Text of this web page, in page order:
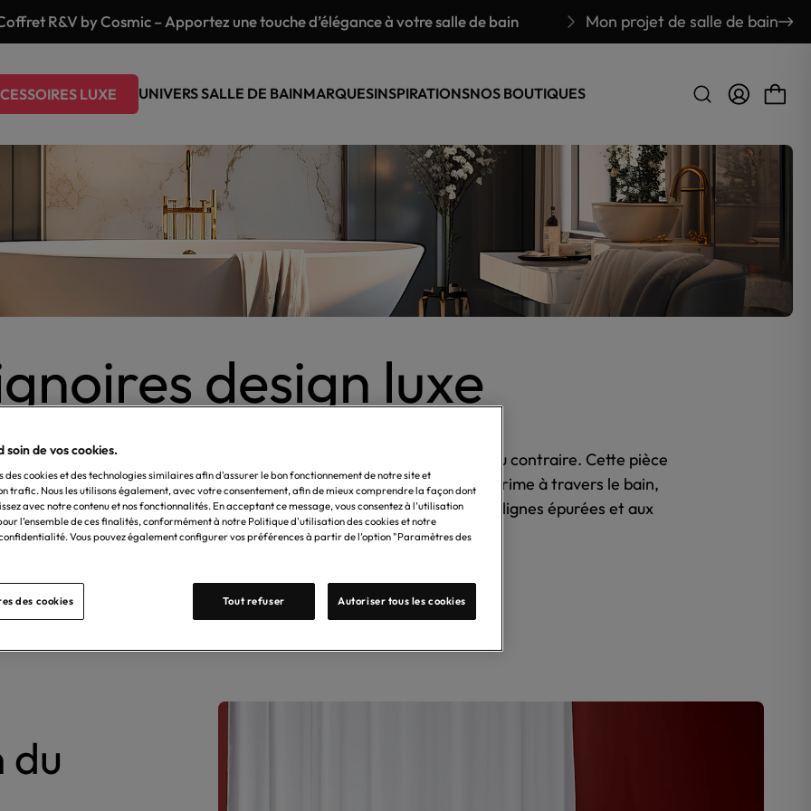
R&V by Cosmic – Apportez une touche d’élégance à votre salle de bain E-
Mon projet de salle de bain
LUXE UNIVERS SALLE DE BAINMARQUESINSPIRATIONSNOS BOUTIQUES
design luxe
baignoiredesign
, bien au contraire. Cette pièce
styles,formesetmatériaux,incarneun art de vivre raffiné quis’exprime à travers le bain,
. Chez R&V, nousavonssélectionnépourvousdesbaignoires lignes épurées et aux
matériauxnobles pour sublimervotresalle debains.
Découvrir la collection
du
soin de vos cookies.
des cookies et des technologies similaires afin d'assurer le bon fonctionnement de notre site et
trafic. Nous les utilisons également, avec votre consentement, afin de mieux comprendre la façon dont
avec notre contenu et nos fonctionnalités. En acceptant ce message, vous consentez à l’utilisation
l’ensemble de ces finalités, conformément à notre Politique d'utilisation des cookies et notre
Vous pouvez également configurer vos préférences à partir de l’option "Paramètres des
Tout refuser Autoriser tous les cookies
des cookies